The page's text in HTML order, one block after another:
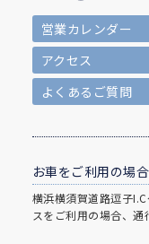
営業カレンダー
アクセス
よくあるご質問
お車をご利用の場合
横浜横須賀道路逗子
スをご利用の場合、通